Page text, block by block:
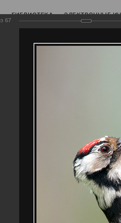
БИБЛИОТЕКА ЭЛЕКТРОННЫЕ
БИБЛИОПОМОЩЬ
луга – жемчужина Нижегородского Поволжья
67